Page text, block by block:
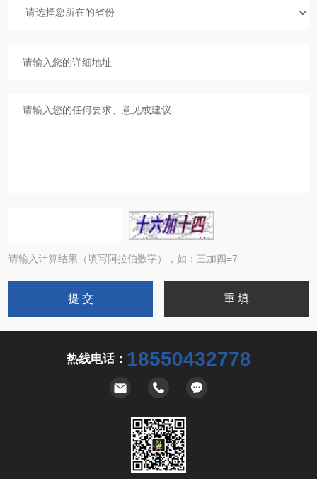
请输入计算结果（填写阿拉伯数字），如：三加四=7
热线电话： 18550432778